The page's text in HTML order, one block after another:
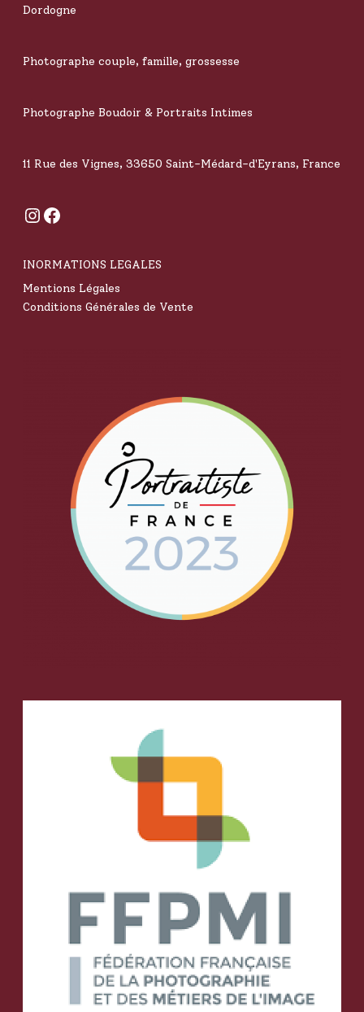
Dordogne
Photographe couple, famille, grossesse
Photographe Boudoir & Portraits Intimes
11 Rue des Vignes, 33650 Saint-Médard-d'Eyrans, France
Instagram
Facebook
INORMATIONS LEGALES
Mentions Légales
Conditions Générales de Vente